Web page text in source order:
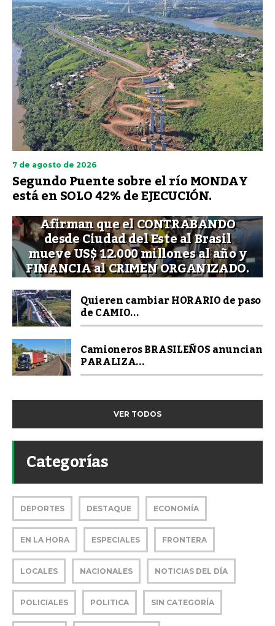
7 de agosto de 2026
Segundo Puente sobre el río MONDAY
está en SOLO 42% de EJECUCIÓN.
Afirman que el CONTRABANDO
desde Ciudad del Este al Brasil
mueve US$ 12.000 millones al año y
FINANCIA al CRIMEN ORGANIZADO.
Quieren cambiar HORARIO de paso
de CAMIO...
Camioneros BRASILEÑOS anuncian
PARALIZA...
VER TODOS
Categorías
DEPORTES DESTAQUE ECONOMÍA
EN LA HORA ESPECIALES FRONTERA
LOCALES NACIONALES NOTICIAS DEL DÍA
POLICIALES POLITICA SIN CATEGORÍA